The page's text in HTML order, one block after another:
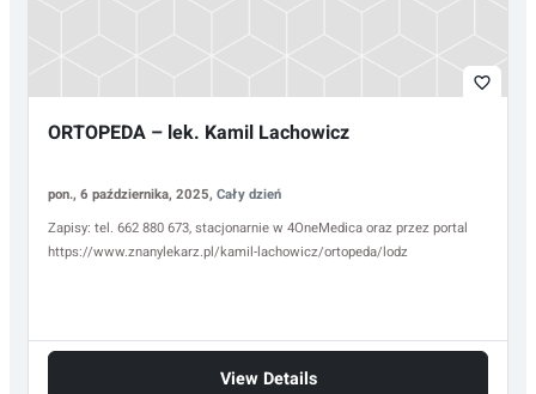
favorite_border
ORTOPEDA – lek. Kamil Lachowicz
pon., 6 października, 2025, Cały dzień
Zapisy: tel. 662 880 673, stacjonarnie w 4OneMedica oraz przez portal
https://www.znanylekarz.pl/kamil-lachowicz/ortopeda/lodz
View Details